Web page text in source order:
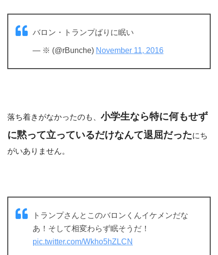
バロン・トランプばりに眠い
— ※ (@rBunche) November 11, 2016
落ち着きがなかったのも、 小学生なら特に何もせず
に黙って立っているだけなんて退屈だったにち
がいありません。
トランプさんとこのバロンくんイケメンだな
あ！そして相変わらず眠そうだ！
pic.twitter.com/Wkho5hZLCN